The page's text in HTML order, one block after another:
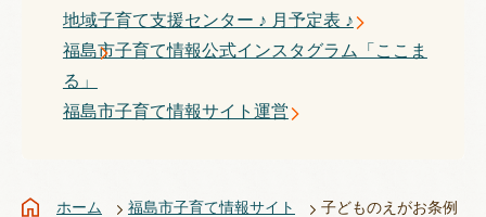
地域子育て支援センター ♪ 月予定表 ♪
福島市子育て情報公式インスタグラム「ここま
る」
福島市子育て情報サイト運営
ホーム 福島市子育て情報サイト 子どものえがお条例